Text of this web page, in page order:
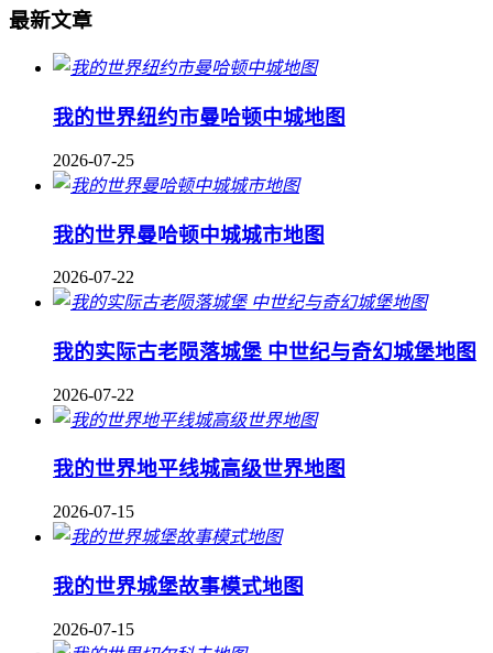
最新文章
我的世界纽约市曼哈顿中城地图
2026-07-25
我的世界曼哈顿中城城市地图
2026-07-22
我的实际古老陨落城堡 中世纪与奇幻城堡地图
2026-07-22
我的世界地平线城高级世界地图
2026-07-15
我的世界城堡故事模式地图
2026-07-15